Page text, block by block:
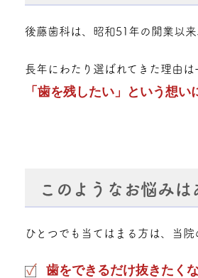
後藤歯科は、昭和51年の開業以
長年にわたり選ばれてきた理由は
「歯を残したい」という想い
このようなお悩みは
ひとつでも当てはまる方は、当院
歯をできるだけ抜きたく